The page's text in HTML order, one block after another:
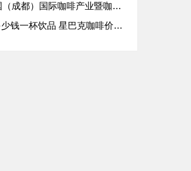
国际咖啡产业暨咖啡文化博览会展览会 开启招商
杯饮品 星巴克咖啡价格表看哪款饮品价格最高